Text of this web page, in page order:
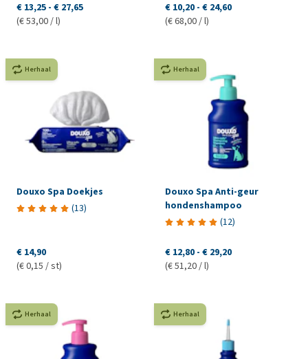
€ 13,25 - € 27,65
(€ 53,00 / l)
€ 10,20 - € 24,60
(€ 68,00 / l)
Herhaal
Douxo Spa Doekjes
(13)
€ 14,90
(€ 0,15 / st)
Herhaal
Douxo Spa Anti-geur
hondenshampoo
(12)
€ 12,80 - € 29,20
(€ 51,20 / l)
Herhaal Herhaal